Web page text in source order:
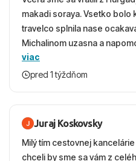
makadi soraya. Vsetko bolo
travelco splnila nase
Michalinom uzasna a
vecernych hodinach zaco sa
krasny, cisty. Sluzby top.
viac
pred 1 týždňom
Juraj Koskovsky
Milý tím cestovnej
chceli by sme sa vám z